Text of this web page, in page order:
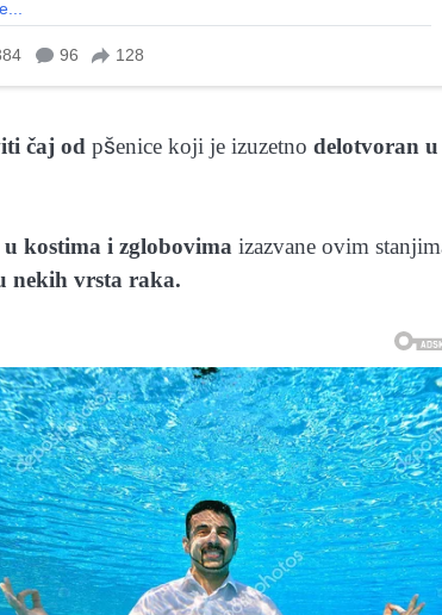
čaj od pšenice koji je izuzetno delotvoran u
kostima i zglobovima izazvane ovim
nekih vrsta raka.